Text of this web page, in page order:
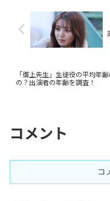
「御上先生」生徒役の平均年
の？出演者の年齢を調査！
コメント
コ